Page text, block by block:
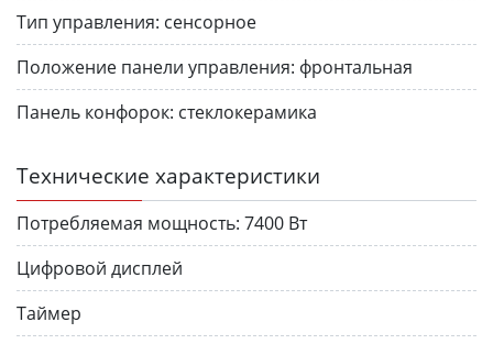
Тип управления: сенсорное
Положение панели управления: фронтальная
Панель конфорок: стеклокерамика
Технические характеристики
Потребляемая мощность: 7400 Вт
Цифровой дисплей
Таймер